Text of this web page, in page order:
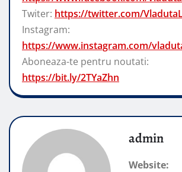
Twiter: https://twitter.com/
Instagram:
https://www.instagram.com/
Aboneaza-te pentru noutati:
https://bit.ly/2TYaZhn
admin
Website: